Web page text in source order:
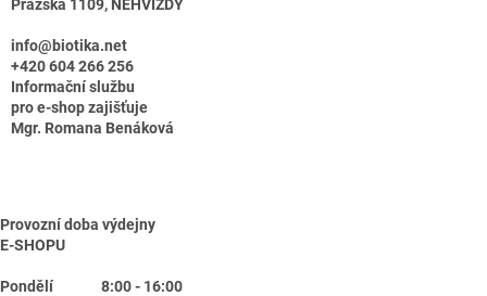
Pražská 1109, NEHVIZDY
info@biotika.net
+420 604 266 256
Informační službu
pro e-shop zajišťuje
Mgr. Romana Benáková
Provozní doba výdejny
E-SHOPU
Pondělí
8:00 - 16:00